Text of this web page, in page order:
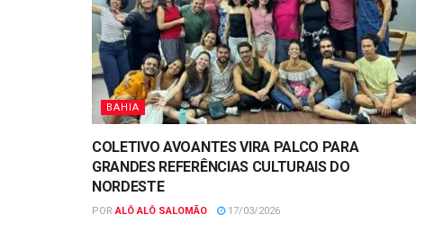
BAHIA
COLETIVO AVOANTES VIRA PALCO PARA
GRANDES REFERÊNCIAS CULTURAIS DO
NORDESTE
POR ALÔ ALÔ SALOMÃO 17/03/2026